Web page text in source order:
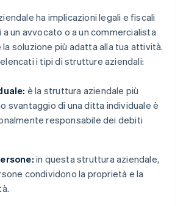
ha implicazioni legali e fiscali
un avvocato o a un commercialista
soluzione più adatta alla tua attività.
i tipi di strutture aziendali:
è la struttura aziendale più
svantaggio di una ditta individuale è
responsabile dei debiti
in questa struttura aziendale,
condividono la proprietà e la